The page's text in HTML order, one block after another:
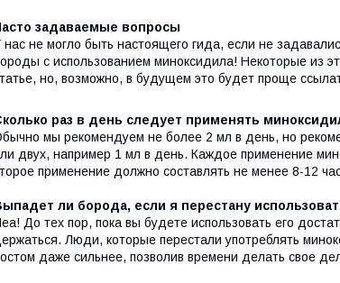
задаваемые вопросы
нас не могло быть настоящего гида, если не
с использованием миноксидила! Некоторые из
но, возможно, в будущем это будет проще
раз в день следует применять
мы рекомендуем не более 2 мл в день, но
двух, например 1 мл в день. Каждое применение
применение должно составлять не менее 8-12
ли борода, если я перестану
До тех пор, пока вы будете использовать его
Люди, которые перестали употреблять
даже сильнее, позволив времени делать свое